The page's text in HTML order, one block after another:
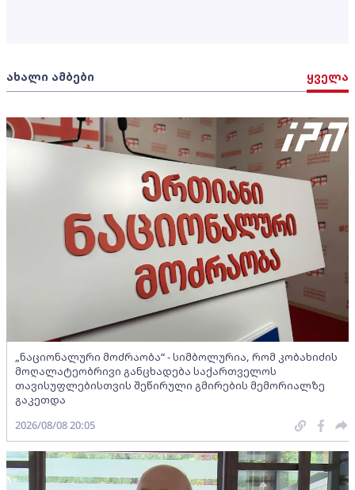
ახალი ამბები ყველა
„ნაციონალური მოძრაობა“ - სიმბოლურია, რომ კობახიძის
მოღალატეობრივი განცხადება საქართველოს
თავისუფლებისთვის შეწირული გმირების მემორიალზე
გაკეთდა
2026/08/08 20:05